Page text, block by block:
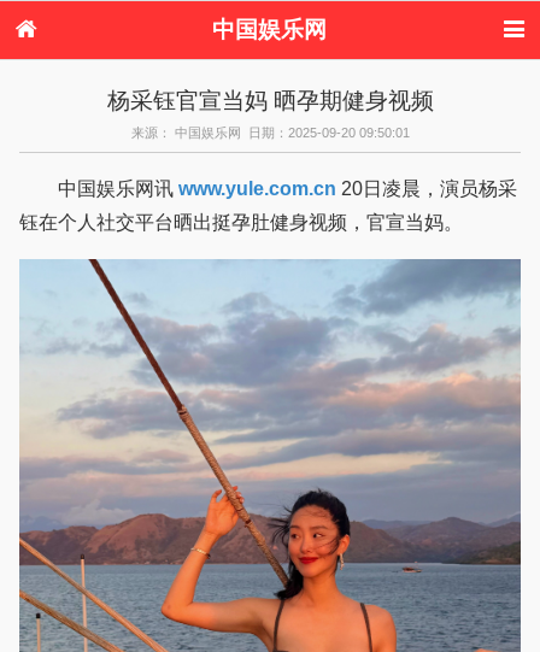
中国娱乐网
演唱会 综艺节目
偶像活动
杨采钰官宣当妈 晒孕期健身视频
来源： 中国娱乐网 日期：2025-09-20 09:50:01
中国娱乐网讯 www.yule.com.cn
钰在个人社交平台晒出挺孕肚健身视频，官宣当妈。